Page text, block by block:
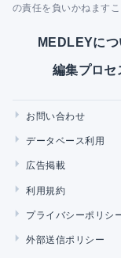
の責任を負いかねます
MEDLEYにつ
編集プロセ
お問い合わせ
データベース利用
広告掲載
利用規約
プライバシーポリシ
外部送信ポリシー